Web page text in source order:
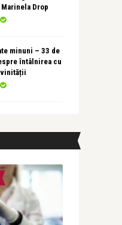
Drop
minuni – 33 de
întâlnirea cu